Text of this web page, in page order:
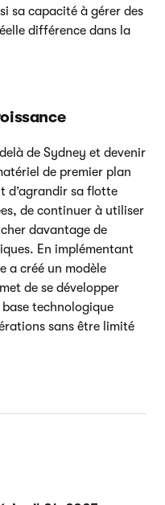
sa capacité à gérer des
différence dans la
de Sydney et devenir
de premier plan
d’agrandir sa flotte
de continuer à utiliser
davantage de
En implémentant
a créé un modèle
de se développer
technologique
sans être limité